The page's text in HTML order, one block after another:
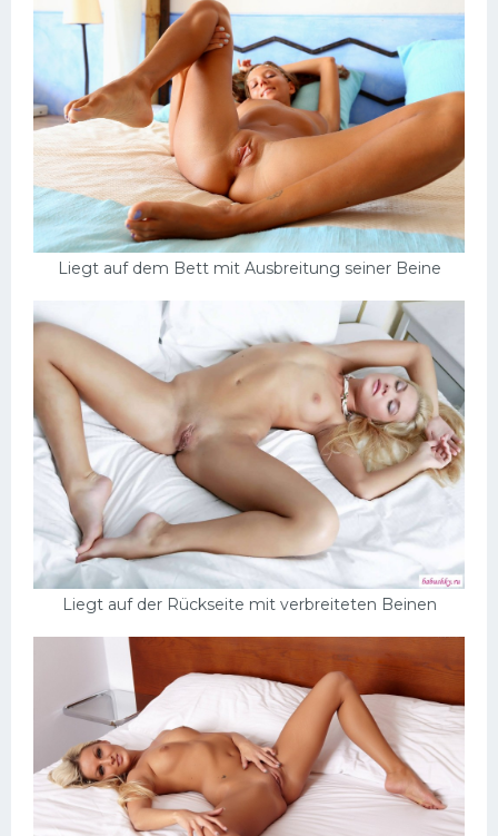
Liegt auf dem Bett mit Ausbreitung seiner Beine
Liegt auf der Rückseite mit verbreiteten Beinen